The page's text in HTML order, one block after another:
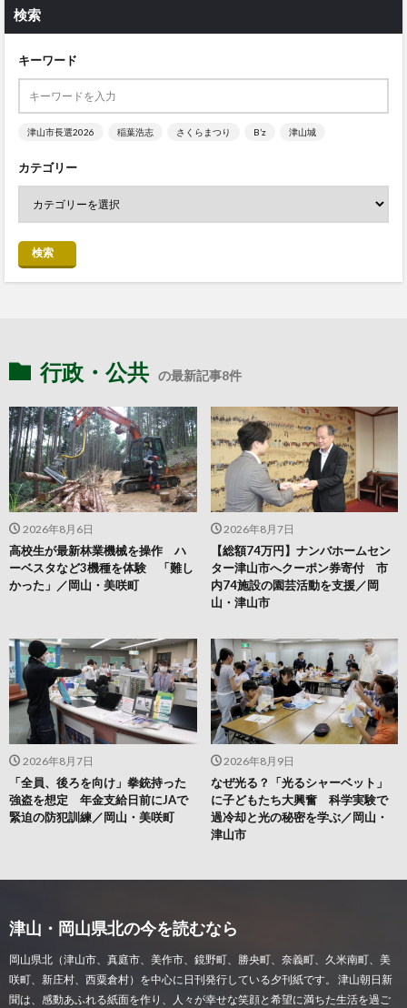
検索
キーワード
津山市長選2026 稲葉浩志 さくらまつり B’z 津山城
カテゴリー
検索
行政・公共 の最新記事8件
2026年8月9日
なぜ光る？「光るシャーベット」
に子どもたち大興奮 科学実験で
過冷却と光の秘密を学ぶ／岡山・
津山市
2026年8月7日
「全員、後ろを向け」拳銃持った
強盗を想定 年金支給日前にJAで
緊迫の防犯訓練／岡山・美咲町
2026年8月7日
【総額74万円】ナンバホームセン
ター津山市へクーポン券寄付 市
内74施設の園芸活動を支援／岡
山・津山市
2026年8月6日
高校生が最新林業機械を操作 ハ
ーベスタなど3機種を体験 「難し
かった」／岡山・美咲町
津山・岡山県北の今を読むなら
岡山県北（津山市、真庭市、美作市、鏡野町、勝央町、奈義町、久米南町、美
咲町、新庄村、西粟倉村）を中心に日刊発行している夕刊紙です。 津山朝日新
聞は、感動あふれる紙面を作り、人々が幸せな笑顔と希望に満ちた生活を過ご